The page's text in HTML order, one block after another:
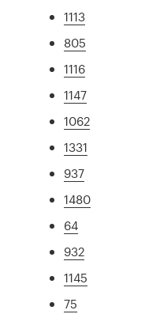
1113
805
1116
1147
1062
1331
937
1480
64
932
1145
75